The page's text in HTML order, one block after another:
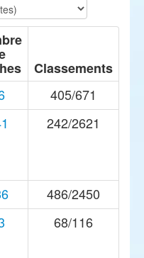
Classements
405/671
242/2621
486/2450
68/116